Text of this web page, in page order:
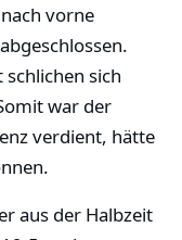
vorne
sich
war der
verdient, hätte
aus der Halbzeit